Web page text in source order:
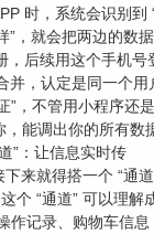
时，系统会识别到
”，就会把两边的数
，后续用这个手机号
并，认定是同一个
”，不管用小程序还
能调出你的所有数
”：让信息实时传
下来就得搭一个 “通
个 “通道” 可以理解
记录、购物车信息